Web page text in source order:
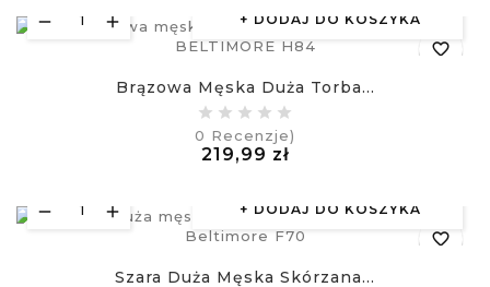
DODAJ DO KOSZYKA
favorite_border
Brązowa Męska Duża Torba...
0 Recenzje)
219,99 złCena
DODAJ DO KOSZYKA
favorite_border
Szara Duża Męska Skórzana...